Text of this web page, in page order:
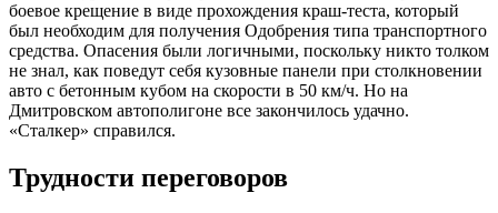
боевое крещение в виде прохождения краш-теста, который
был необходим для получения Одобрения типа транспортного
средства. Опасения были логичными, поскольку никто толком
не знал, как поведут себя кузовные панели при столкновении
авто с бетонным кубом на скорости в 50 км/ч. Но на
Дмитровском автополигоне все закончилось удачно.
«Сталкер» справился.
Трудности переговоров